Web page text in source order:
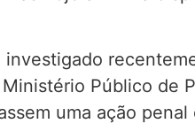
Público de
uma ação